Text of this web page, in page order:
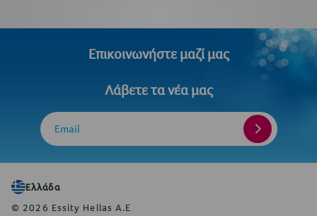
Επικοινωνήστε μαζί μας
Λάβετε τα νέα μας
Email
Ελλάδα
© 2026 Essity Hellas A.E